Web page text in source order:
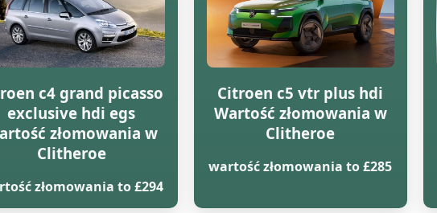
c4 grand picasso
exclusive hdi egs
złomowania w
Clitheroe
złomowania to £294
Citroen c5 vtr plus hdi
Wartość złomowania w
Clitheroe
wartość złomowania to £285